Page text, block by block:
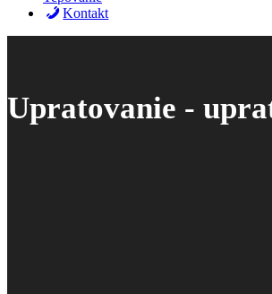
Kontakt
Upratovanie -